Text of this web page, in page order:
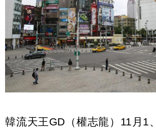
韓流天王GD（權志龍）11月1